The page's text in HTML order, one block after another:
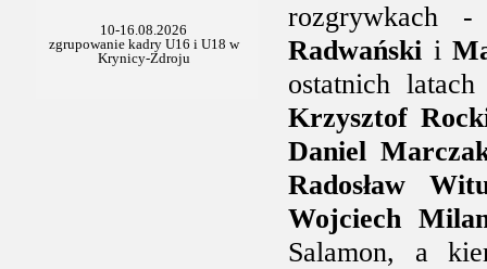
rozgrywkach
Radwański i
ostatnich
Krzysztof
Daniel
Radosław
Wojciech
Salamon, a